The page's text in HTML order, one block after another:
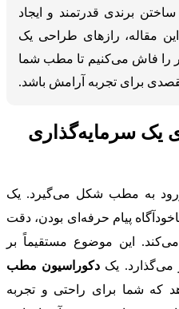
برندی قدرتمند و ایجاد
مقاله، رازهای طراحی یک
را فاش می‌کنیم تا مطب شما
برای تجربه آرامش باشد.
یک سرمایه‌گذاری
به مطب شکل می‌گیرد. یک
پیام حرفه‌ای بودن، دقت
این موضوع مستقیماً بر
می‌گذارد. یک دکوراسیون مطب
که شما برای راحتی و تجربه